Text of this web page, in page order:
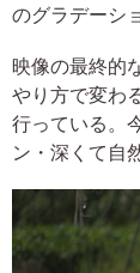
のグラデーシ
映像の最終的
やり方で変わ
行っている。
ン・深くて自